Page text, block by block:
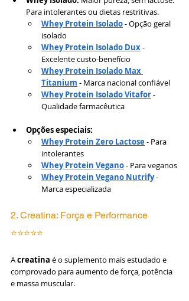
Para intolerantes ou dietas restritivas.
Whey Protein Isolado - Opção geral
isolado
Whey Protein Isolado Dux -
Excelente custo-benefício
Whey Protein Isolado Max
Titanium - Marca nacional confiável
Whey Protein Isolado Vitafor -
Qualidade farmacêutica
Opções especiais:
Whey Protein Zero Lactose - Para
intolerantes
Whey Protein Vegano - Para veganos
Whey Protein Vegano Nutrify -
Marca especializada
2. Creatina: Força e Performance
⭐⭐⭐⭐⭐
A creatina é o suplemento mais estudado e
comprovado para aumento de força, potência
e massa muscular.